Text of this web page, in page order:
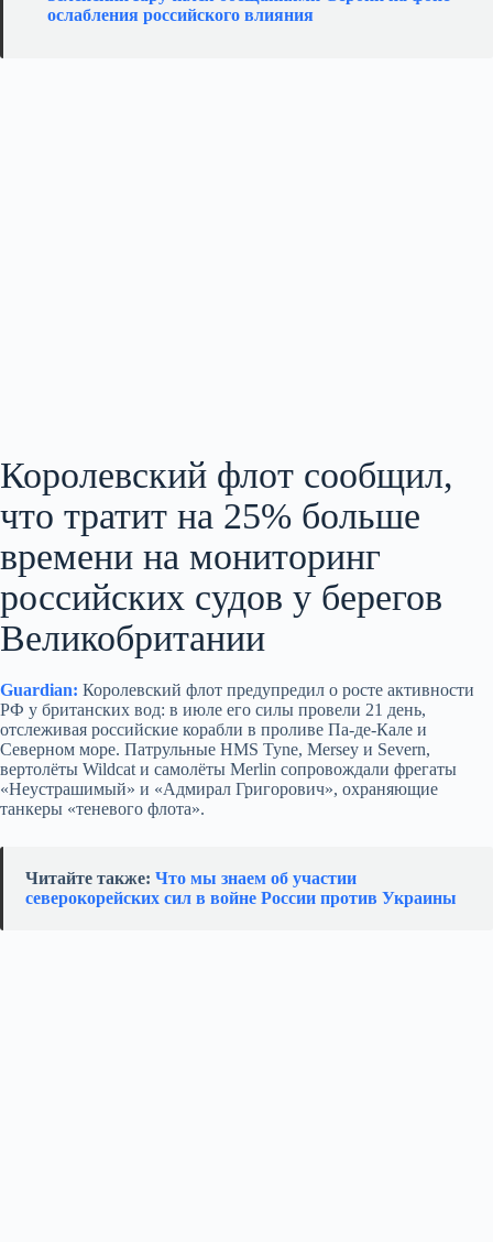
ослабления российского влияния
Королевский флот сообщил,
что тратит на 25% больше
времени на мониторинг
российских судов у берегов
Великобритании
Guardian: Королевский флот предупредил о росте активности
РФ у британских вод: в июле его силы провели 21 день,
отслеживая российские корабли в проливе Па-де-Кале и
Северном море. Патрульные HMS Tyne, Mersey и Severn,
вертолёты Wildcat и самолёты Merlin сопровождали фрегаты
«Неустрашимый» и «Адмирал Григорович», охраняющие
танкеры «теневого флота».
Читайте также: Что мы знаем об участии
северокорейских сил в войне России против Украины